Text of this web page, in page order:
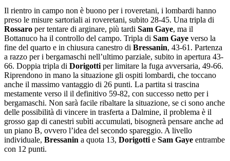
Il rientro in campo non è buono per i roveretani, i lombardi hanno
preso le misure sartoriali ai roveretani, subito 28-45. Una tripla di
Rossaro per tentare di arginare, più tardi Sam Gaye, ma il
Bottanuco ha il controllo del campo. Tripla di Sam Gaye verso la
fine del quarto e in chiusura canestro di Bressanin, 43-61. Partenza
a razzo per i bergamaschi nell’ultimo parziale, subito in apertura 43-
66. Doppia tripla di Dorigotti per limitare la fuga avversaria, 49-66.
Riprendono in mano la situazione gli ospiti lombardi, che toccano
anche il massimo vantaggio di 26 punti. La partita si trascina
mestamente verso il il definitivo 59-82, con successo netto per i
bergamaschi. Non sarà facile ribaltare la situazione, se ci sono anche
delle possibilità di vincere in trasferta a Dalmine, il problema è il
grosso gap di canestri subìti accumulati, bisognerà pensare anche ad
un piano B, ovvero l’idea del secondo spareggio. A livello
individuale, Bressanin a quota 13, Dorigotti e Sam Gaye entrambe
con 12 punti.